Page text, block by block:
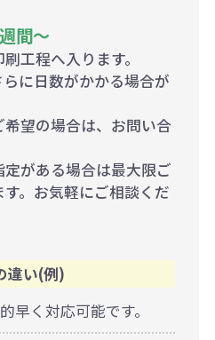
間～
工程へ入ります。
に日数がかかる場合が
望の場合は、お問い合
がある場合は最大限ご
。お気軽にご相談くだ
違い(例)
早く対応可能です。